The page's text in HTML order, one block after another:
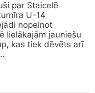
par Staicelē
U-14
nopelnot
lielākajām jauniešu
kas tiek dēvēts arī